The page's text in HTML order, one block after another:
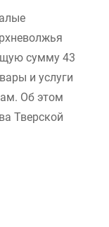
сумму 43
и услуги
Об этом
Тверской